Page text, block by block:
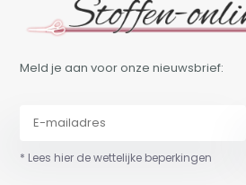
Meld je aan voor onze nieuwsbrief:
* Lees hier de wettelijke beperkingen